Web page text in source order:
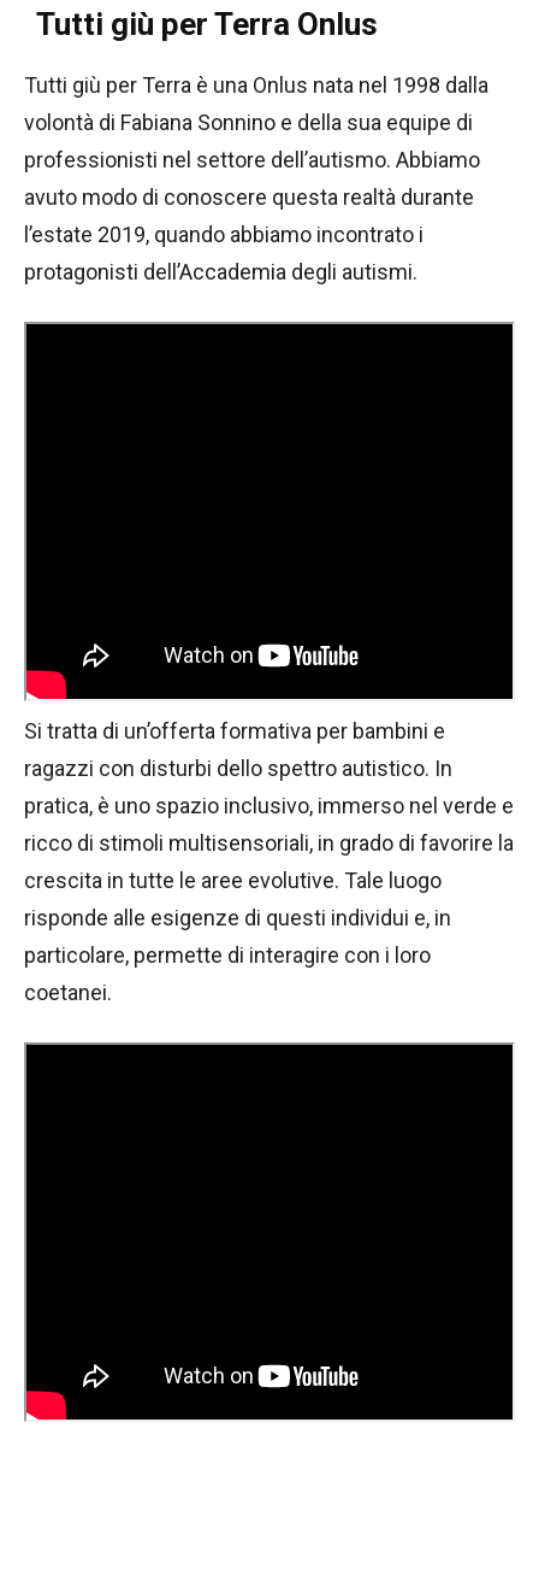
Tutti giù per Terra Onlus
Tutti giù per Terra è una Onlus nata nel 1998 dalla
volontà di Fabiana Sonnino e della sua equipe di
professionisti nel settore dell’autismo. Abbiamo
avuto modo di conoscere questa realtà durante
l’estate 2019, quando abbiamo incontrato i
protagonisti dell’Accademia degli autismi.
Si tratta di un’offerta formativa per bambini e
ragazzi con disturbi dello spettro autistico. In
pratica, è uno spazio inclusivo, immerso nel verde e
ricco di stimoli multisensoriali, in grado di favorire la
crescita in tutte le aree evolutive. Tale luogo
risponde alle esigenze di questi individui e, in
particolare, permette di interagire con i loro
coetanei.